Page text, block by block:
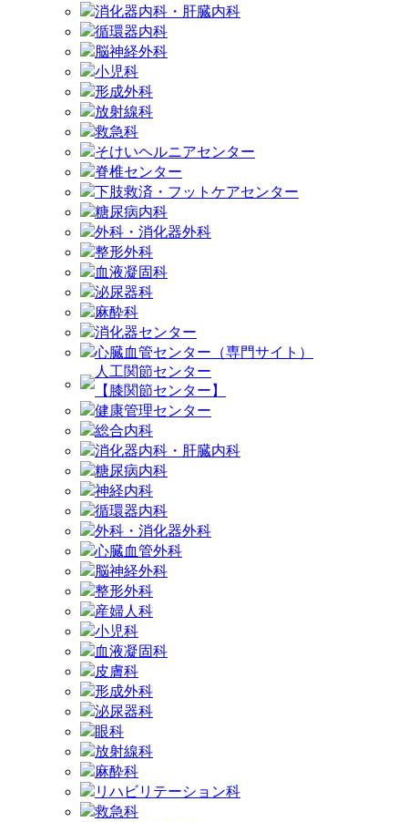
消化器内科・肝臓内科
循環器内科
脳神経外科
小児科
形成外科
放射線科
救急科
そけいヘルニアセンター
脊椎センター
下肢救済・フットケアセンター
糖尿病内科
外科・消化器外科
整形外科
血液凝固科
泌尿器科
麻酔科
消化器センター
心臓血管センター（専門サイト）
人工関節センター
【膝関節センター】
健康管理センター
総合内科
消化器内科・肝臓内科
糖尿病内科
神経内科
循環器内科
外科・消化器外科
心臓血管外科
脳神経外科
整形外科
産婦人科
小児科
血液凝固科
皮膚科
形成外科
泌尿器科
眼科
放射線科
麻酔科
リハビリテーション科
救急科